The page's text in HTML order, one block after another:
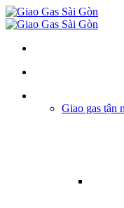
Giao gas tận